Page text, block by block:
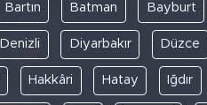
Bartın Batman Bayburt
Denizli Diyarbakır Düzce
Hakkâri Hatay Iğdır